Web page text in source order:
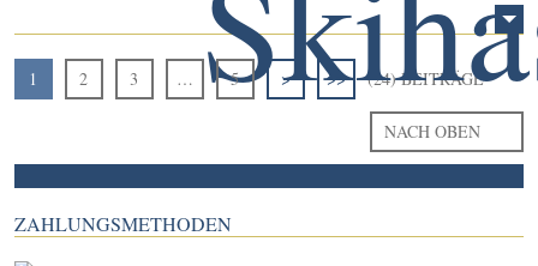
1 2 3 … 5 > >> (24) BEITRÄGE
NACH OBEN
ZAHLUNGSMETHODEN